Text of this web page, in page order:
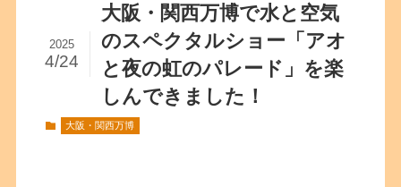
大阪・関西万博で水と空気
のスペクタルショー「アオ
と夜の虹のパレード」を楽
しんできました！
2025
4/24
大阪・関西万博